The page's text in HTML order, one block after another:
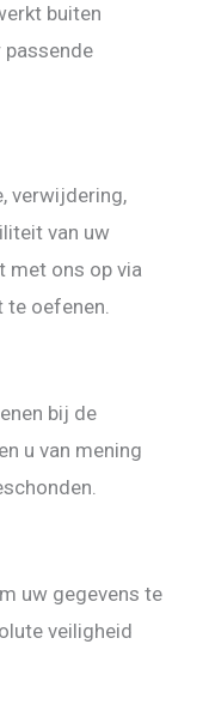
buiten
passende
verwijdering,
van uw
met ons op via
oefenen.
bij de
u van mening
uw gegevens te
veiligheid